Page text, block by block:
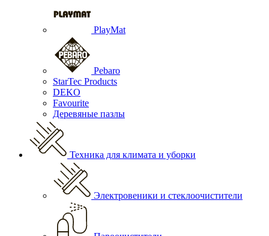
PlayMat
Pebaro
StarTec Products
DEKO
Favourite
Деревяные пазлы
Техника для климата и уборки
Электровеники и стеклоочистители